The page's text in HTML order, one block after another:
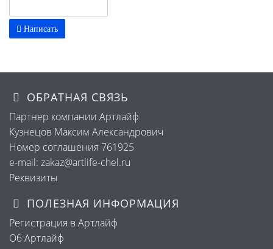
Написать
ОБРАТНАЯ СВЯЗЬ
Партнер компании Артлайф
Кузнецов Максим Александрович
Номер соглашения 761925
e-mail: zakaz@artlife-chel.ru
Реквизиты
ПОЛЕЗНАЯ ИНФОРМАЦИЯ
Регистрация в Артлайф
Об Артлайф